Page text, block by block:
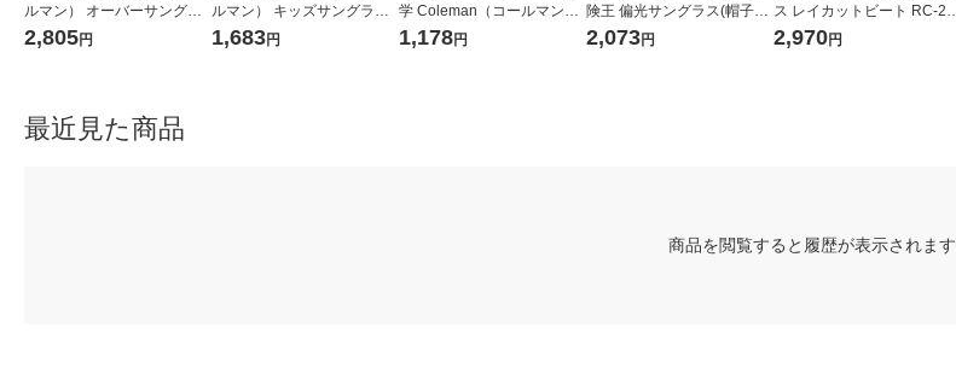
ルマン） オーバーサングラ
ス COV04-2 1個
2,805円
ルマン） キッズサングラス
CKS08-3 1個
1,683円
学 Coleman（コールマン）
キッズサングラス CKS02-3
1,178円
険王 偏光サングラス(帽子用)
キャップシェーダー PBC-05
2,073円
ス レイカットビート RC-2B
1個
2,970円
最近見た商品
商品を閲覧すると履歴が表示されます